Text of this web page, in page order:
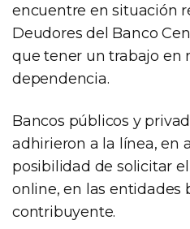
encuentre en situación
Deudores del Banco
que tener un trabajo en
dependencia.
Bancos públicos y
adhirieron a la línea, en
posibilidad de solicitar
online, en las entidades
contribuyente.